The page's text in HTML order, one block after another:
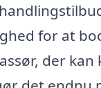
for at
der kan